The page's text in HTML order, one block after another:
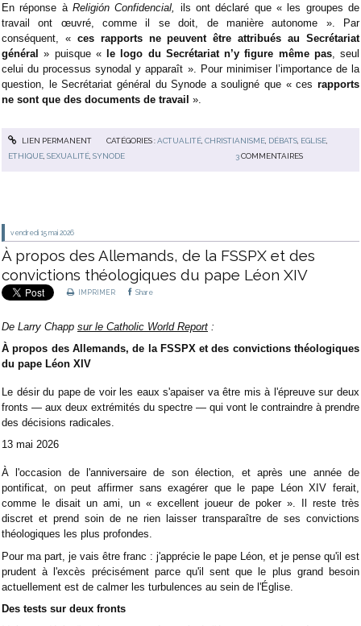
En réponse à Religión Confidencial,
ils ont déclaré que « les groupes de
travail ont œuvré, comme il se doit, de manière autonome ». Par
conséquent, « ces rapports ne peuvent être attribués au Secrétariat
général » puisque « le logo du Secrétariat n’y figure même pas, seul
celui du processus synodal y apparaît ». Pour minimiser l’importance de la
question, le Secrétariat général du Synode a souligné que « ces rapports
ne sont que des documents de travail ».
LIEN PERMANENT CATÉGORIES :ACTUALITÉ, CHRISTIANISME, DÉBATS, EGLISE,
ETHIQUE ,SEXUALITÉ ,SYNODE 3 COMMENTAIRES
vendredi 15 mai 2026
À propos des Allemands, de la FSSPX et des
convictions théologiques du pape Léon XIV
IMPRIMER Share
De Larry Chapp sur le Catholic World Report :
À propos des Allemands, de la FSSPX et des convictions théologiques
du pape Léon XIV
Le désir du pape de voir les eaux s'apaiser va être mis à l'épreuve sur deux
fronts — aux deux extrémités du spectre — qui vont le contraindre à prendre
des décisions radicales.
13 mai 2026
À l'occasion de l'anniversaire de son élection, et après une année de
pontificat, on peut affirmer sans exagérer que le pape Léon XIV ferait,
comme le disait un ami, un « excellent joueur de poker ». Il reste très
discret et prend soin de ne rien laisser transparaître de ses convictions
théologiques les plus profondes.
Pour ma part, je vais être franc : j'apprécie le pape Léon, et je pense qu'il est
prudent à l'excès précisément parce qu'il sent que le plus grand besoin
actuellement est de calmer les turbulences au sein de l'Église.
Des tests sur deux fronts